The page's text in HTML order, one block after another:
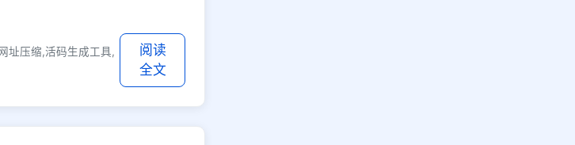
址压缩,活码生成工具,
阅读
全文